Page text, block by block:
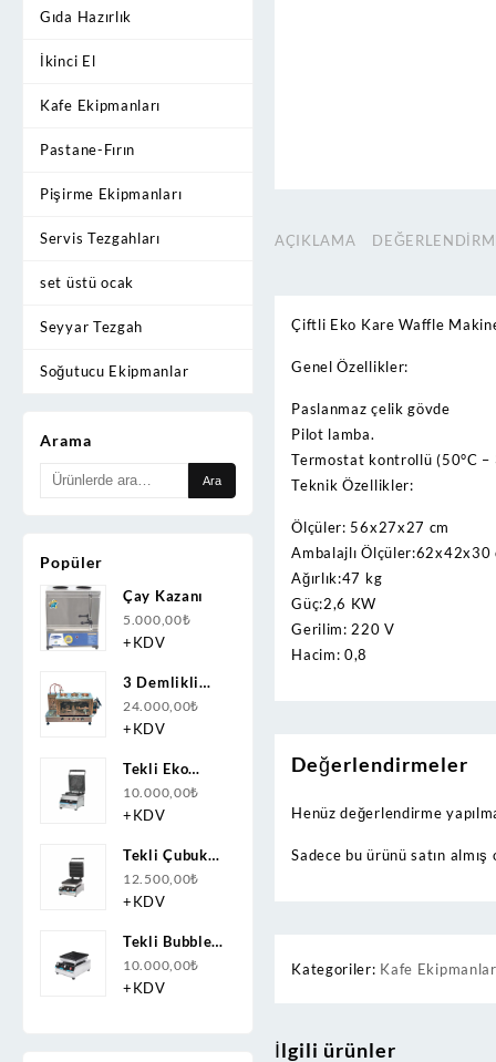
Gıda Hazırlık
İkinci El
Kafe Ekipmanları
Pastane-Fırın
Pişirme Ekipmanları
Servis Tezgahları
set üstü ocak
Seyyar Tezgah
Soğutucu Ekipmanlar
Arama
Ara: Ara
Popüler
Çay Kazanı
5.000,00₺
+KDV
3 Demlikli
Bakır Çay
Kazanı
Doğalgazlı(CNG)+Elektrikli
Ce Belgeli
24.000,00₺
+KDV
Tekli Eko
Papatya
Waffle
10.000,00₺
+KDV
Tekli Çubuk
Waffle
Makinesi
12.500,00₺
+KDV
Tekli Bubble
Waffle
Makinesi
10.000,00₺
+KDV
AÇIKLAMA
Çiftli Eko Kare Waffle
Genel Özellikler:
Paslanmaz çelik gövde
Pilot lamba.
Termostat kontrollü (50°C –
Teknik Özellikler:
Ölçüler: 56x27x27 cm
Ambalajlı Ölçüler:62x42x30
Ağırlık:47 kg
Güç:2,6 KW
Gerilim: 220 V
Hacim: 0,8
Değerlendirmeler
Henüz değerlendirme
Sadece bu ürünü satın
Kategoriler: Kafe
İlgili ürünler